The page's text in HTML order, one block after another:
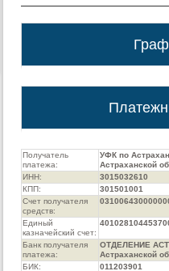
Получатель
платежа:
УФК по
Астраханской
ИНН:
3015032610
КПП:
301501001
Счет получателя
средств:
Единый
казначейский счет:
Банк получателя
платежа:
ОТДЕЛЕНИЕ
Астраханской
БИК:
011203901